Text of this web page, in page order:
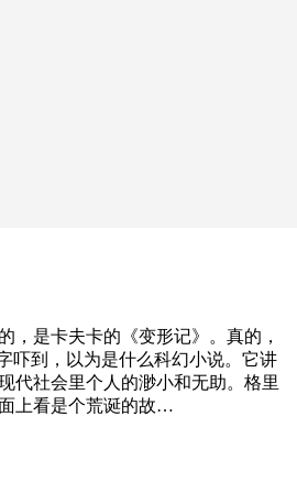
，是卡夫卡的《变形记》。真的，
吓到，以为是什么科幻小说。它讲
代社会里个人的渺小和无助。格里
上看是个荒诞的故…